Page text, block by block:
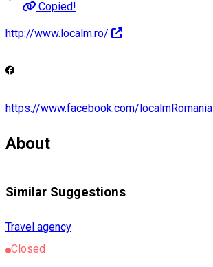
Copied!
http://www.localm.ro/
https://www.facebook.com/localmRomania
About
Similar Suggestions
Travel agency
Closed